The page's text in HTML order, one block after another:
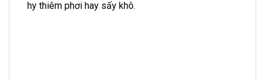
hy thiêm phơi hay sấy khô.